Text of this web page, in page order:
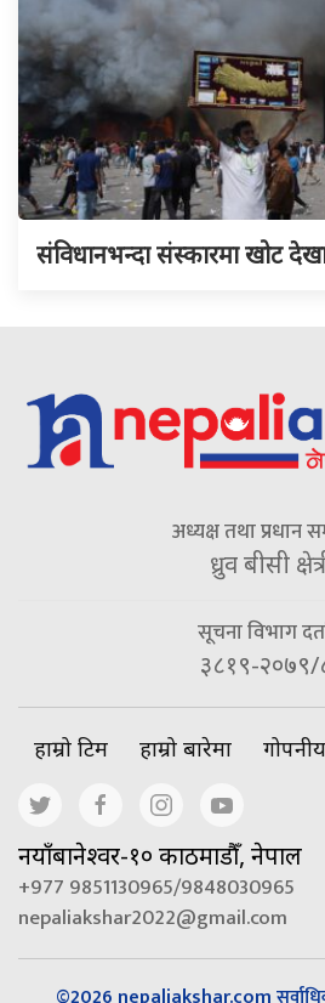
संविधानभन्दा संस्कारमा खोट
अध्यक्ष तथा प्रधान
ध्रुव बीसी
सूचना विभाग
३८१९-२०७९/
हाम्रो टिम हाम्रो बारेमा
नयाँबानेश्वर-१० काठमाडौँ, नेपाल
+977 9851130965/9848030965
nepaliakshar2022@gmail.com